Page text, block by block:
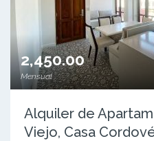
2,450.00
Mensual
Alquiler de
Viejo, Casa